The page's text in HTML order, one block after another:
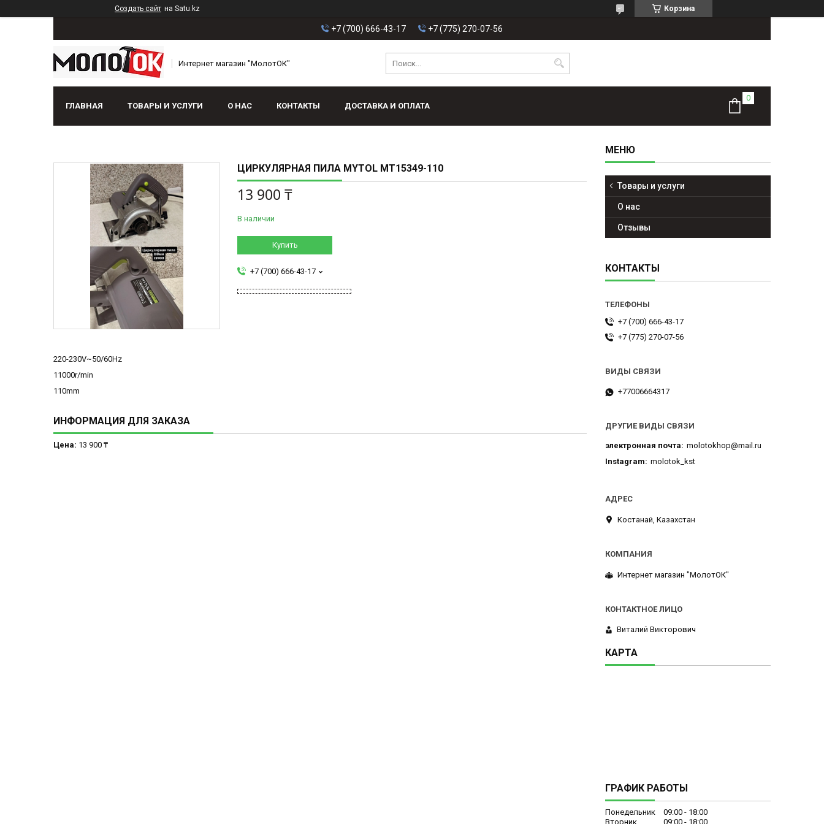
Создать сайт на Satu.kz Корзина
+7 (700) 666-43-17 +7 (775) 270-07-56
Интернет магазин "МолотОК"
ГЛАВНАЯ ТОВАРЫ И УСЛУГИ О НАС КОНТАКТЫ ДОСТАВКА И ОПЛАТА
ЦИРКУЛЯРНАЯ ПИЛА MYTOL MT15349-110
13 900 ₸
В наличии
Купить
+7 (700) 666-43-17
220-230V~50/60Hz
11000r/min
110mm
ИНФОРМАЦИЯ ДЛЯ ЗАКАЗА
Цена: 13 900 ₸
Товары и услуги
О нас
Отзывы
КОНТАКТЫ
+7 (700) 666-43-17
+7 (775) 270-07-56
+77006664317
ДРУГИЕ ВИДЫ СВЯЗИ
электронная почта
molotokhop@mail.ru
Instagram
molotok_kst
Костанай, Казахстан
Интернет магазин "МолотОК"
Виталий Викторович
КАРТА
ГРАФИК РАБОТЫ
Понедельник 09:00
18:00
Вторник
09:00 18:00